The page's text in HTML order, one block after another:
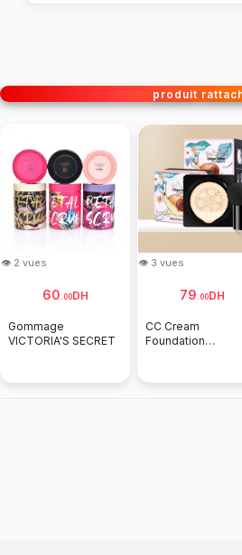
produit
👁 2 vues
60 00DH
Gommage
VICTORIA'S SECRET
👁 3 vues
79 00DH
CC Cream
Foundation